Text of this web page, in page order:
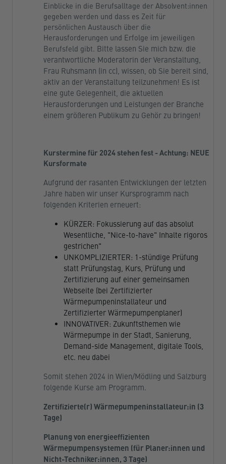
Einblicke in die Berufsalltage der Absolvent:innen
gegeben werden und dass es Zeit für
persönlichen Austausch über die
Herausforderungen und Erfolge im jeweiligen
Berufsfeld gibt. Bitte lassen Sie mich bzw. die
verantwortliche Moderatorin der Veranstaltung,
Frau Ruhsmann (in cc), wissen, ob Sie bereit sind,
aktiv an der Veranstaltung teilzunehmen! Es ist
eine gute Gelegenheit, die aktuellen
Herausforderungen und Leistungen der Branche
einem größeren Publikum zu Gehör zu bringen!
Kurstermine für 2024 stehen fest - Achtung: NEUE
Kursformate
Aufgrund der rasanten Entwicklungen der letzten
Jahre haben wir unser Kursprogramm nach
folgenden Kriterien erneuert:
KÜRZER: Fokussierung auf das absolut
Wesentliche, "Nice-to-have" Inhalte rigoros
gestrichen"
UNKOMPLIZIERTER: 1-stündige Prüfung
statt Prüfungstag, Kurs, Prüfung und
Zertifizierung auf einer gemeinsamen
Webseite (bei Zertifizierter
Wärmepumpeninstallateur und
Zertifizierter Wärmepumpenplaner)
INNOVATIVER: Zukunftsthemen wie
Wärmepumpe in der Stadt, Sanierung,
Demand-side Management, digitale Tools,
etc. neu dabei
Somit stehen 2024 in Wien/Mödling und Salzburg
folgende Kurse am Programm.
Zertifizierte(r) Wärmepumpeninstallateur:in (3
Tage)
Planung von energieeffizienten
Wärmepumpensystemen (für Planer:innen und
Nicht-Techniker:innen, 3 Tage)